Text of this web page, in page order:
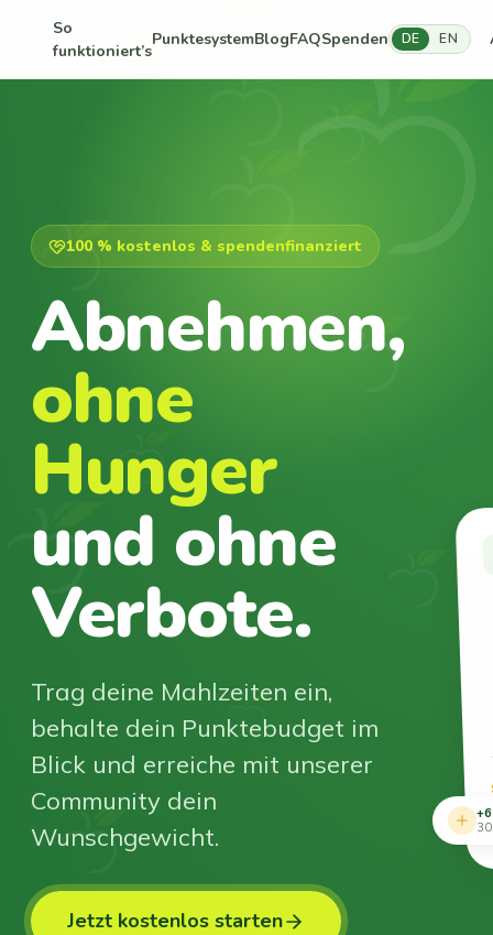
So
funktioniert’s
PunktesystemBlogFAQSpenden DE EN
100 % kostenlos & spendenfinanziert
Abnehmen,
ohne
Hunger
und ohne
Verbote.
Trag deine Mahlzeiten ein,
behalte dein Punktebudget im
Blick und erreiche mit unserer
Community dein
Wunschgewicht.
Jetzt kostenlos starten